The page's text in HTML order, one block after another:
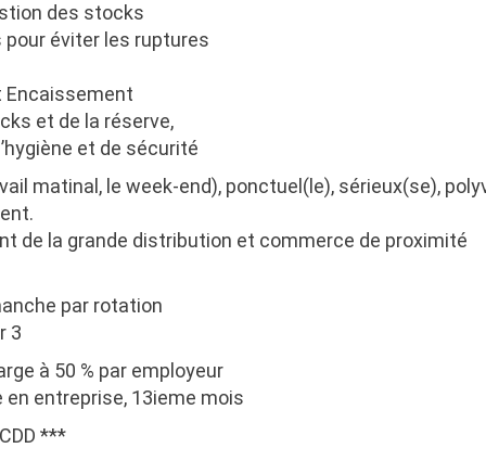
des stocks
éviter les ruptures
Encaissement
et de la réserve,
et de sécurité
matinal, le week-end), ponctuel(le), sérieux(se),
de la grande distribution et commerce de proximité
par rotation
3
à 50 % par employeur
entreprise, 13ieme mois
***